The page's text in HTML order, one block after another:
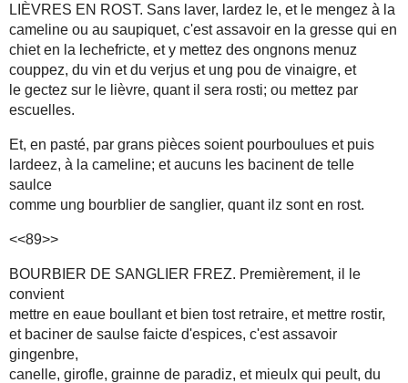
LIÈVRES EN ROST. Sans laver, lardez le, et le mengez à la
cameline ou au saupiquet, c'est assavoir en la gresse qui en
chiet en la lechefricte, et y mettez des ongnons menuz
couppez, du vin et du verjus et ung pou de vinaigre, et
le gectez sur le lièvre, quant il sera rosti; ou mettez par
escuelles.
Et, en pasté, par grans pièces soient pourboulues et puis
lardeez, à la cameline; et aucuns les bacinent de telle
saulce
comme ung bourblier de sanglier, quant ilz sont en rost.
<<89>>
BOURBIER DE SANGLIER FREZ. Premièrement, il le
convient
mettre en eaue boullant et bien tost retraire, et mettre rostir,
et baciner de saulse faicte d'espices, c'est assavoir
gingenbre,
canelle, girofle, grainne de paradiz, et mieulx qui peult, du